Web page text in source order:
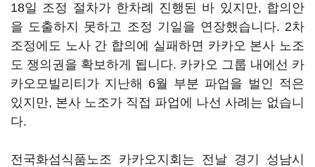
18일 조정 절차가 한차례 진행된 바 있지만, 합의안
을 도출하지 못하고 조정 기일을 연장했습니다. 2차
조정에도 노사 간 합의에 실패하면 카카오 본사 노조
도 쟁의권을 확보하게 됩니다. 카카오 그룹 내에선 카
카오모빌리티가 지난해 6월 부분 파업을 벌인 적은
있지만, 본사 노조가 직접 파업에 나선 사례는 없습니
다.
전국화섬식품노조 카카오지회는 전날 경기 성남시